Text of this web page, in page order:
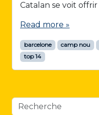
Catalan se voit
Read more »
barcelone camp nou
top 14